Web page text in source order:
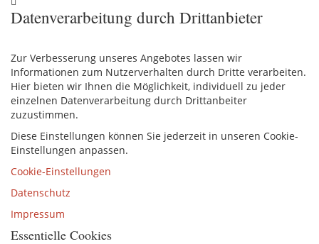
Datenverarbeitung durch Drittanbieter
Zur Verbesserung unseres Angebotes lassen wir
Informationen zum Nutzerverhalten durch Dritte verarbeiten.
Hier bieten wir Ihnen die Möglichkeit, individuell zu jeder
einzelnen Datenverarbeitung durch Drittanbeiter
zuzustimmen.
Diese Einstellungen können Sie jederzeit in unseren Cookie-
Einstellungen anpassen.
Cookie-Einstellungen
Datenschutz
Impressum
Essentielle Cookies